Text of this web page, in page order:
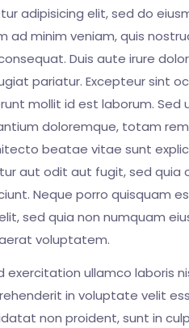
adipisicing elit, sed do
ad minim veniam, quis
Duis aute irure
pariatur. Excepteur sint
mollit id est laborum. Sed
doloremque, totam
beatae vitae sunt
aut odit aut fugit, sed quia
Neque porro quisquam
sed quia non numquam
voluptatem.
exercitation ullamco laboris
in voluptate velit
non proident, sunt in